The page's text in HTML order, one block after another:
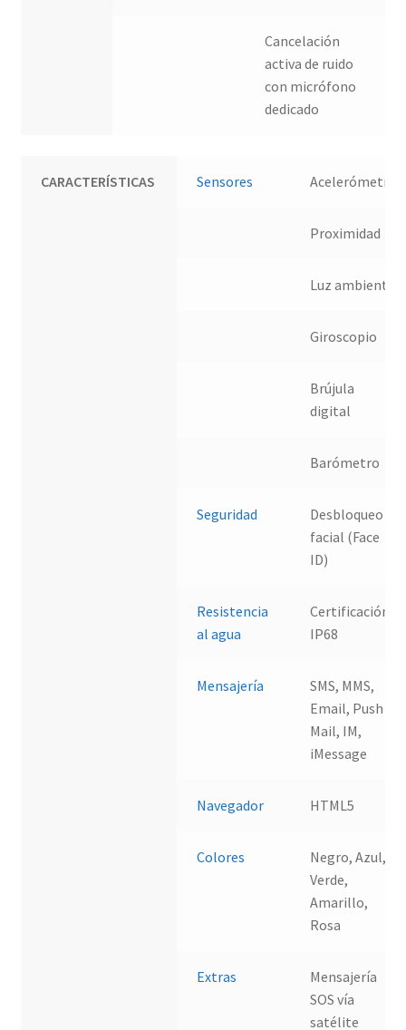
Cancelación
activa de ruido
con micrófono
dedicado
CARACTERÍSTICAS Sensores Acelerómetro
Proximidad
Luz ambiente
Giroscopio
Brújula
digital
Barómetro
Seguridad
Desbloqueo
facial (Face
ID)
Resistencia
al agua
Certificación
IP68
Mensajería
SMS, MMS,
Email, Push
Mail, IM,
iMessage
Navegador HTML5
Colores
Negro, Azul,
Verde,
Amarillo,
Rosa
Extras
Mensajería
SOS vía
satélite